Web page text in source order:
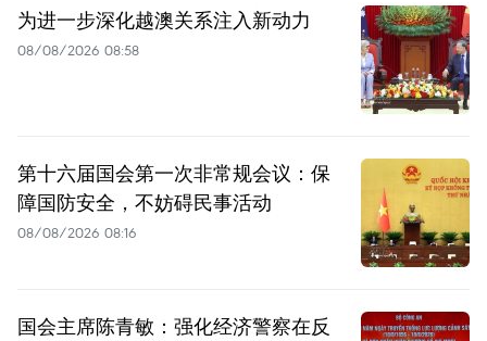
为进一步深化越澳关系注入新动力
08/08/2026 08:58
第十六届国会第一次非常规会议：保
障国防安全，不妨碍民事活动
08/08/2026 08:16
国会主席陈青敏：强化经济警察在反